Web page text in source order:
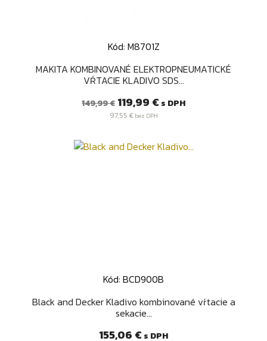
Kód: M8701Z
MAKITA KOMBINOVANÉ ELEKTROPNEUMATICKÉ
VŔTACIE KLADIVO SDS...
Bežná
149,99 € Cena
119,99 € s DPH
97,55 €bez DPH
Kód: BCD900B
Black and Decker Kladivo kombinované vŕtacie a
sekacie...
Cena
155,06 € s DPH